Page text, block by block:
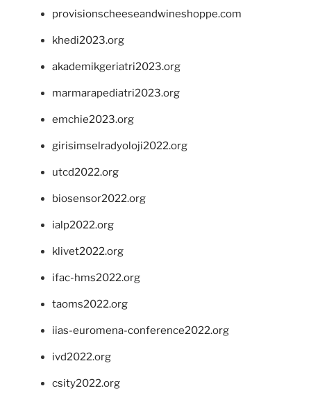
provisionscheeseandwineshoppe.com
khedi2023.org
akademikgeriatri2023.org
marmarapediatri2023.org
emchie2023.org
girisimselradyoloji2022.org
utcd2022.org
biosensor2022.org
ialp2022.org
klivet2022.org
ifac-hms2022.org
taoms2022.org
iias-euromena-conference2022.org
ivd2022.org
csity2022.org